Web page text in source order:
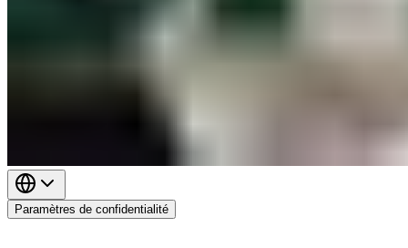
Paramètres de confidentialité